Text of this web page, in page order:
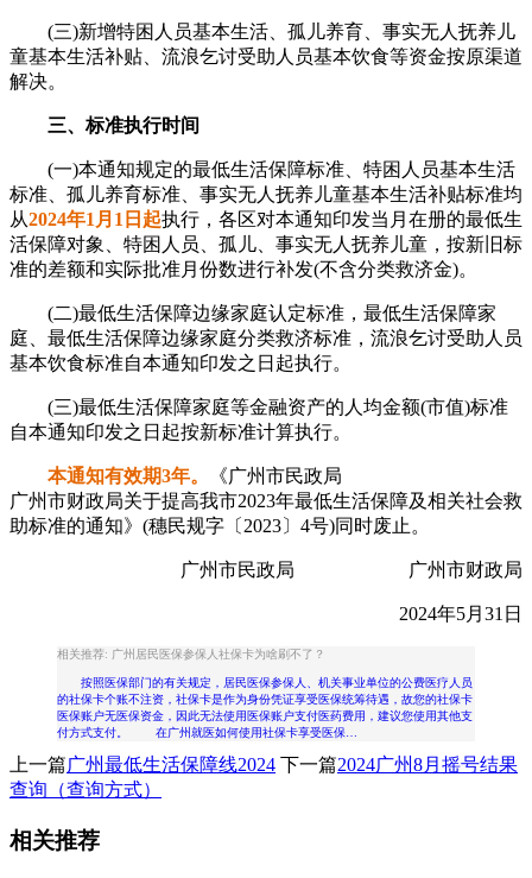
(三)新增特困人员基本生活、孤儿养育、事实无人抚养儿
童基本生活补贴、流浪乞讨受助人员基本饮食等资金按原渠道
解决。
三、标准执行时间
(一)本通知规定的最低生活保障标准、特困人员基本生活
标准、孤儿养育标准、事实无人抚养儿童基本生活补贴标准均
从2024年1月1日起执行，各区对本通知印发当月在册的最低生
活保障对象、特困人员、孤儿、事实无人抚养儿童，按新旧标
准的差额和实际批准月份数进行补发(不含分类救济金)。
(二)最低生活保障边缘家庭认定标准，最低生活保障家
庭、最低生活保障边缘家庭分类救济标准，流浪乞讨受助人员
基本饮食标准自本通知印发之日起执行。
(三)最低生活保障家庭等金融资产的人均金额(市值)标准
自本通知印发之日起按新标准计算执行。
本通知有效期3年。
《广州市民政局
广州市财政局关于提高我市2023年最低生活保障及相关社会救
助标准的通知》(穗民规字〔2023〕4号)同时废止。
广州市民政局 广州市财政局
2024年5月31日
相关推荐: 广州居民医保参保人社保卡为啥刷不了？
按照医保部门的有关规定，居民医保参保人、机关事业单位的公费医疗人员
的社保卡个账不注资，社保卡是作为身份凭证享受医保统筹待遇，故您的社保卡
医保账户无医保资金，因此无法使用医保账户支付医药费用，建议您使用其他支
付方式支付。 在广州就医如何使用社保卡享受医保…
上一篇广州最低生活保障线2024 下一篇2024广州8月摇号结果
查询（查询方式）
相关推荐